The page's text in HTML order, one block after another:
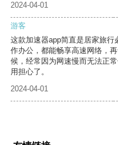
2024-04-01
游客
这款加速器app简直是居家旅
作办公，都能畅享高速网络，
候，经常因为网速慢而无法正
用担心了。
2024-04-01